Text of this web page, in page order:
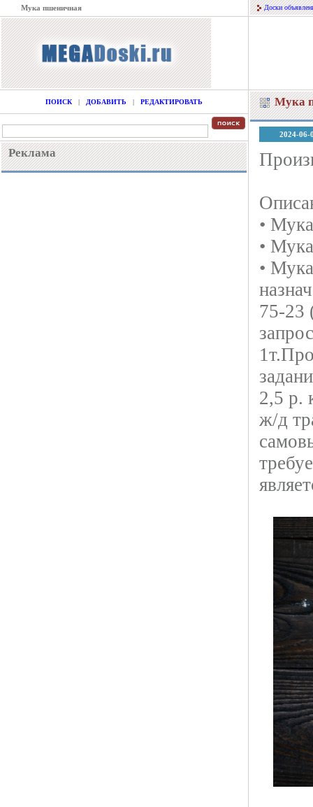
Мука пшеничная Доски
ПОИСК | ДОБАВИТЬ | РЕДАКТИРОВАТЬ
Реклама
Мука
2024-06-
•
•
•
75-23
2,5 р.
ж/д